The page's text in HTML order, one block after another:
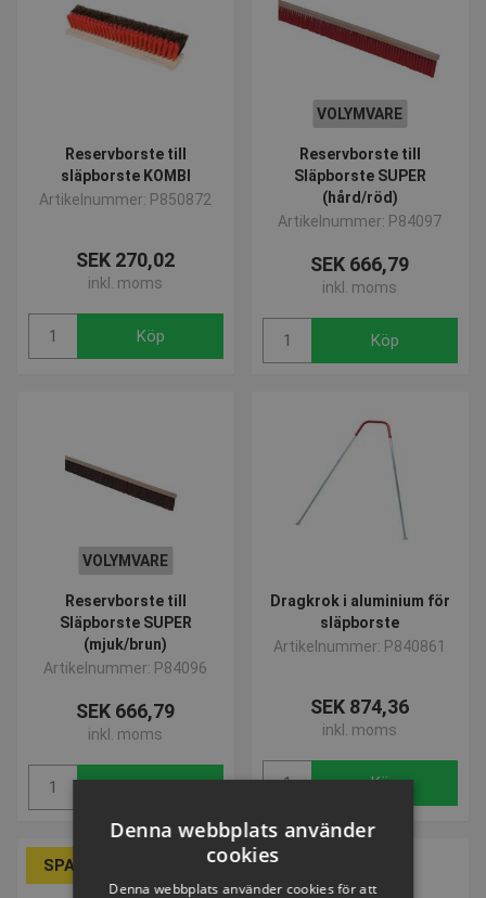
Reservborste till
släpborste KOMBI
Artikelnummer: P850872
SEK 270,02
inkl. moms
Köp
VOLYMVARE
Reservborste till
Släpborste SUPER
(hård/röd)
Artikelnummer: P84097
SEK 666,79
inkl. moms
Köp
VOLYMVARE
Reservborste till
Släpborste SUPER
(mjuk/brun)
Artikelnummer: P84096
SEK 666,79
inkl. moms
Dragkrok i aluminium för
släpborste
Artikelnummer: P840861
SEK 874,36
inkl. moms
Köp
SPARA 15%
Denna webbplats använder
cookies
Denna webbplats använder cookies för att